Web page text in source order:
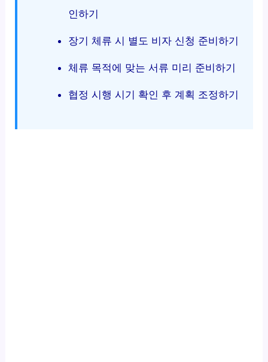
인하기
장기 체류 시 별도 비자 신청 준비하기
체류 목적에 맞는 서류 미리 준비하기
협정 시행 시기 확인 후 계획 조정하기